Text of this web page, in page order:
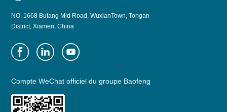
NO. 1668 Butang Mid Road, WuxianTown, Tongan
District, Xiamen, China
Compte WeChat officiel du groupe Baofeng